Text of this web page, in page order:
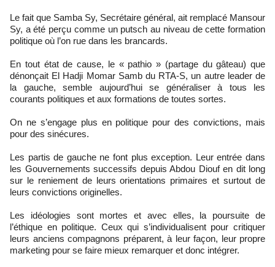
Le fait que Samba Sy, Secrétaire général, ait remplacé Mansour
Sy, a été perçu comme un putsch au niveau de cette formation
politique où l’on rue dans les brancards.
En tout état de cause, le « pathio » (partage du gâteau) que
dénonçait El Hadji Momar Samb du RTA-S, un autre leader de
la gauche, semble aujourd’hui se généraliser à tous les
courants politiques et aux formations de toutes sortes.
On ne s’engage plus en politique pour des convictions, mais
pour des sinécures.
Les partis de gauche ne font plus exception. Leur entrée dans
les Gouvernements successifs depuis Abdou Diouf en dit long
sur le reniement de leurs orientations primaires et surtout de
leurs convictions originelles.
Les idéologies sont mortes et avec elles, la poursuite de
l’éthique en politique. Ceux qui s’individualisent pour critiquer
leurs anciens compagnons préparent, à leur façon, leur propre
marketing pour se faire mieux remarquer et donc intégrer.